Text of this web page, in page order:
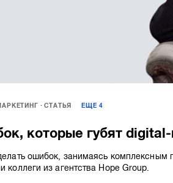
СТАТЬЯ ЕЩЕ4
которые губят
ошибок, занимаясь
коллеги из агентства Hope Group.